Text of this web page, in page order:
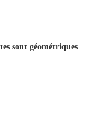
sont géométriques